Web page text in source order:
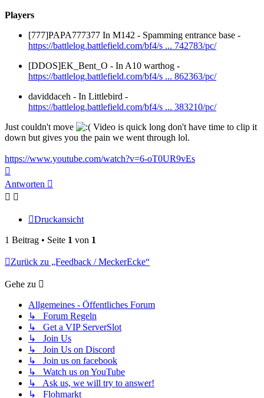
Players
[777]PAPA777377 In M142 - Spamming entrance base -
https://battlelog.battlefield.com/bf4/s ... 742783/pc/
[DDOS]EK_Bent_O - In A10 warthog -
https://battlelog.battlefield.com/bf4/s ... 862363/pc/
daviddaceh - In Littlebird -
https://battlelog.battlefield.com/bf4/s ... 383210/pc/
Just couldn't move
Video is quick long don't have time to clip it
down but gives you the pain we went through lol.
https://www.youtube.com/watch?v=6-oT0UR9vEs
oben
Antworten
Druckansicht
1 Beitrag • Seite 1 von 1
Zurück zu „Feedback / MeckerEcke“
Gehe zu
Allgemeines - Öffentliches Forum
↳ Forum Regeln
↳ Get a VIP ServerSlot
↳ Join Us
↳ Join Us on Discord
↳ Join us on facebook
↳ Watch us on YouTube
↳ Ask us, we will try to answer!
↳ Flohmarkt